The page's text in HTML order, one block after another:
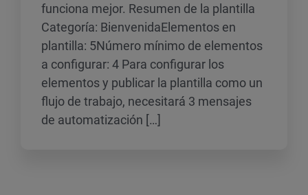
funciona mejor. Resumen de la plantilla
Categoría: BienvenidaElementos en
plantilla: 5Número mínimo de elementos
a configurar: 4 Para configurar los
elementos y publicar la plantilla como un
flujo de trabajo, necesitará 3 mensajes
de automatización […]